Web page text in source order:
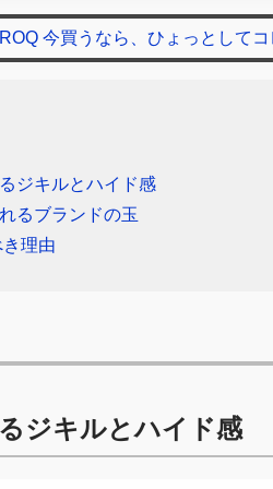
今買うなら、ひょっとしてコ
ジキルとハイド感
るブランドの玉
理由
ジキルとハイド感